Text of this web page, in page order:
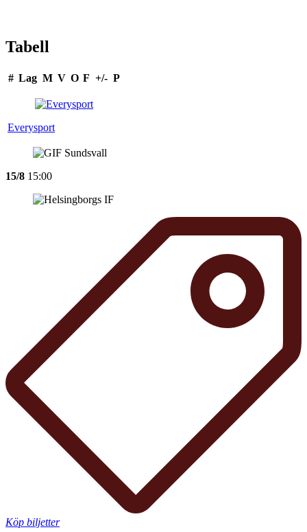
Tabell
# Lag M V O F +/- P
Everysport
15/8 15:00
Köp biljetter